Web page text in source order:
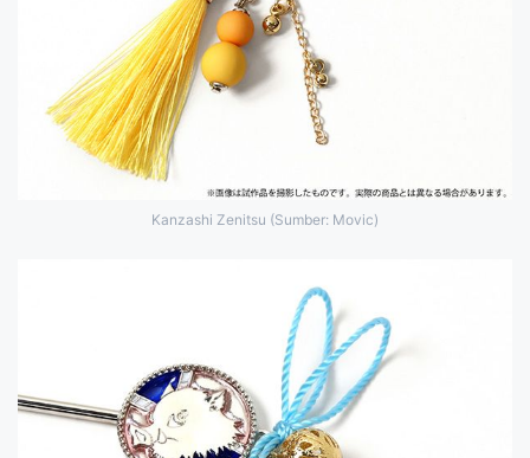
Kanzashi Zenitsu (Sumber: Movic)